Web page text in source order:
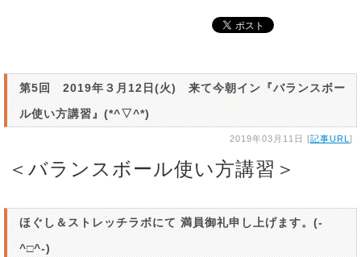
第5回 2019年３月12日(火) 来て今朝イン『バランスボー
ル使い方講習』(*^▽^*)
2019年03月11日 [記事URL ]
＜バランスボール使い方講習＞
ほぐし＆ストレッチラボにて 満員御礼申し上げます。(-
^□^-)